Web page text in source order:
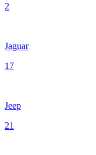
2
Jaguar
17
Jeep
21